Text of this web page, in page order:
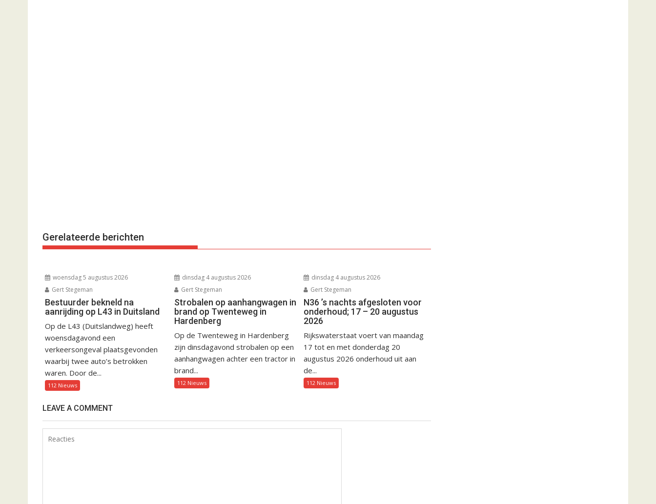
Gerelateerde berichten
woensdag 5 augustus 2026
Gert Stegeman
Bestuurder bekneld na
aanrijding op L43 in Duitsland
Op de L43 (Duitslandweg) heeft
woensdagavond een
verkeersongeval plaatsgevonden
waarbij twee auto’s betrokken
waren. Door de...
112 Nieuws
dinsdag 4 augustus 2026
Gert Stegeman
Strobalen op aanhangwagen in
brand op Twenteweg in
Hardenberg
Op de Twenteweg in Hardenberg
zijn dinsdagavond strobalen op een
aanhangwagen achter een tractor in
brand...
112 Nieuws
dinsdag 4 augustus 2026
Gert Stegeman
N36 ’s nachts afgesloten voor
onderhoud; 17 – 20 augustus
2026
Rijkswaterstaat voert van maandag
17 tot en met donderdag 20
augustus 2026 onderhoud uit aan
de...
112 Nieuws
LEAVE A COMMENT